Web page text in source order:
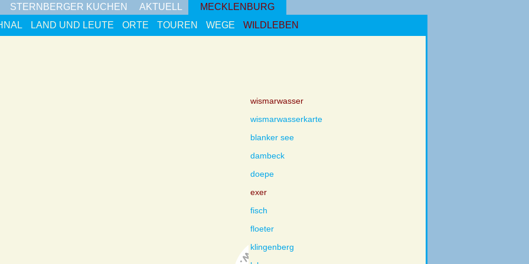
STERNBERGER KUCHEN AKTUELL
MECKLENBURG
LAND UND LEUTE ORTE TOUREN WEGE WILDLEBEN
wismarwasser
wismarwasserkarte
blanker see
dambeck
doepe
exer
fisch
floeter
klingenberg